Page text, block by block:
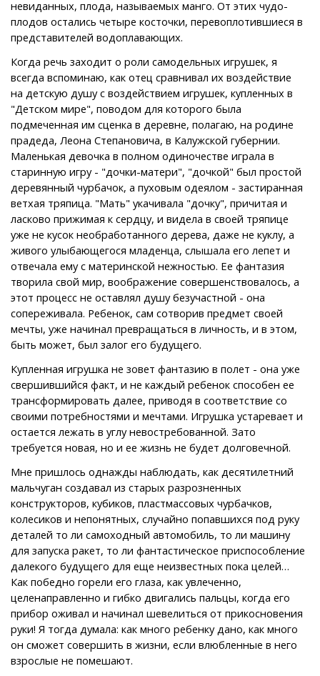
невиданных, плода, называемых манго. От этих чудо-
плодов остались четыре косточки, перевоплотившиеся в
представителей водоплавающих.
Когда речь заходит о роли самодельных игрушек, я
всегда вспоминаю, как отец сравнивал их воздействие
на детскую душу с воздействием игрушек, купленных в
"Детском мире", поводом для которого была
подмеченная им сценка в деревне, полагаю, на родине
прадеда, Леона Степановича, в Калужской губернии.
Маленькая девочка в полном одиночестве играла в
старинную игру - "дочки-матери", "дочкой" был простой
деревянный чурбачок, а пуховым одеялом - застиранная
ветхая тряпица. "Мать" укачивала "дочку", причитая и
ласково прижимая к сердцу, и видела в своей тряпице
уже не кусок необработанного дерева, даже не куклу, а
живого улыбающегося младенца, слышала его лепет и
отвечала ему с материнской нежностью. Ее фантазия
творила свой мир, воображение совершенствовалось, а
этот процесс не оставлял душу безучастной - она
сопереживала. Ребенок, сам сотворив предмет своей
мечты, уже начинал превращаться в личность, и в этом,
быть может, был залог его будущего.
Купленная игрушка не зовет фантазию в полет - она уже
свершившийся факт, и не каждый ребенок способен ее
трансформировать далее, приводя в соответствие со
своими потребностями и мечтами. Игрушка устаревает и
остается лежать в углу невостребованной. Зато
требуется новая, но и ее жизнь не будет долговечной.
Мне пришлось однажды наблюдать, как десятилетний
мальчуган создавал из старых разрозненных
конструкторов, кубиков, пластмассовых чурбачков,
колесиков и непонятных, случайно попавшихся под руку
деталей то ли самоходный автомобиль, то ли машину
для запуска ракет, то ли фантастическое приспособление
далекого будущего для еще неизвестных пока целей…
Как победно горели его глаза, как увлеченно,
целенаправленно и гибко двигались пальцы, когда его
прибор оживал и начинал шевелиться от прикосновения
руки! Я тогда думала: как много ребенку дано, как много
он сможет совершить в жизни, если влюбленные в него
взрослые не помешают.